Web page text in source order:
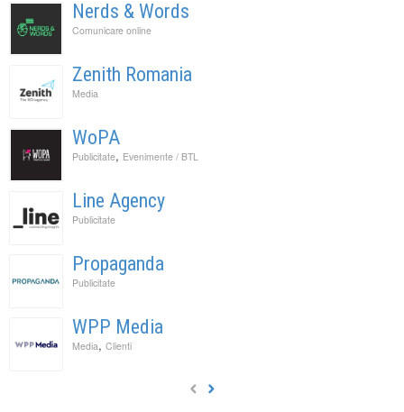
Nerds & Words
Comunicare online
Zenith Romania
Media
WoPA
Publicitate, Evenimente / BTL
Line Agency
Publicitate
Propaganda
Publicitate
WPP Media
Media, Clienti